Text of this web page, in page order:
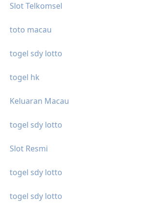
Slot Telkomsel
toto macau
togel sdy lotto
togel hk
Keluaran Macau
togel sdy lotto
Slot Resmi
togel sdy lotto
togel sdy lotto